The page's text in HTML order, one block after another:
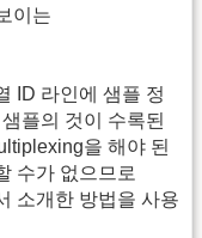
이는
ID 라인에 샘플 정
플의 것이 수록된
을 해야 된
수가 없으므로
소개한 방법을 사용